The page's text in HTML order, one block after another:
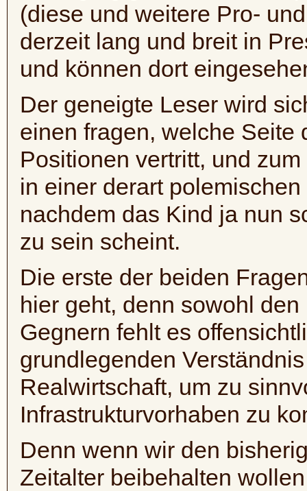
(diese und weitere Pro-
derzeit lang und breit in
und können dort
Der geneigte Leser wird
einen fragen, welche Seite
Positionen vertritt, und
in einer derart
nachdem das Kind ja nun
zu sein scheint.
Die erste der beiden
hier geht, denn sowohl
Gegnern fehlt es
grundlegenden
Realwirtschaft, um zu
Infrastrukturvorhaben zu
Denn wenn wir den
Zeitalter beibehalten